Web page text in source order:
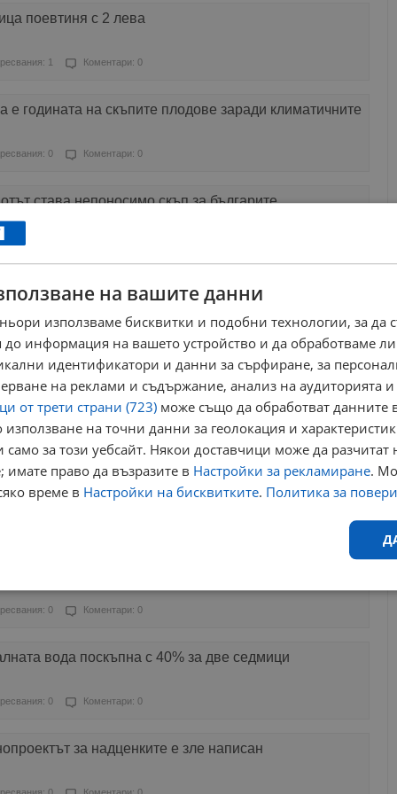
поевтиня с 2 лева
1 Коментари: 0
годината на скъпите плодове заради климатичните
0 Коментари: 0
става непоносимо скъп за българите
5
на храните, как ще се отрази еврото?
0
храни за четвърта седмица
2 Коментари: 0
цените са по-скоро послание, а не решение
0 Коментари: 0
вода поскъпна с 40% за две седмици
0 Коментари: 0
за надценките е зле написан
на вашите данни
използваме бисквитки и подобни технологии, за да
до информация на вашето устройство и да обработваме
идентификатори и данни за сърфиране, за
на реклами и съдържание, анализ на аудиторията
от трети страни (723) може също да обработват данните
на точни данни за геолокация и
за този уебсайт. Някои доставчици може да разчитат
имате право да възразите в Настройки за рекламиране.
време в Настройки на бисквитките. Политика за
Ефективност Таргетиране Функционалност